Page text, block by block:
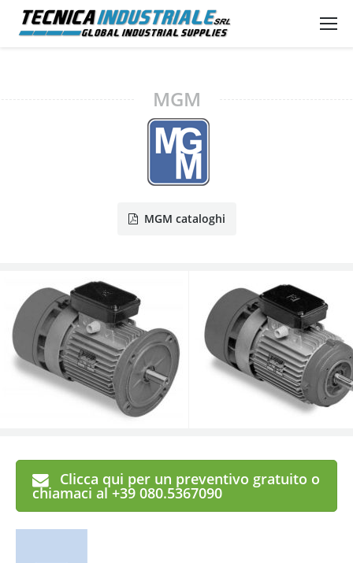
MGM
MGM cataloghi
Clicca qui per un preventivo gratuito o
chiamaci al +39 080.5367090